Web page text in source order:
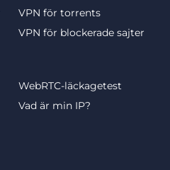
VPN för torrents
VPN för blockerade sajter
WebRTC-läckagetest
Vad är min IP?